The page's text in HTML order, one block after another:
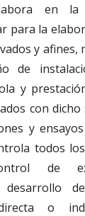
en la
para la
y afines,
de
y
con
y
todos
de
o